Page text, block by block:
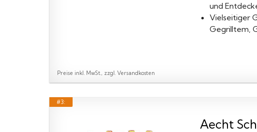
und
Vielseitiger
Gegrilltem,
Preise inkl. MwSt., zzgl. Versandkosten
#3:
Aecht